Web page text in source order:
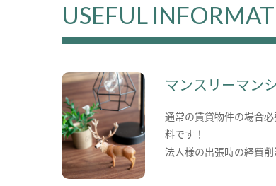
USEFUL
マンスリーマン
通常の賃貸物件の場合
料です！
法人様の出張時の経費削